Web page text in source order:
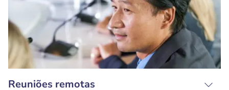
Reuniões remotas